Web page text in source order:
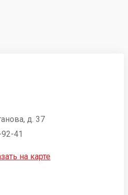
д. 37
41
на карте